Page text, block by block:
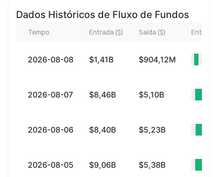
Dados Históricos de Fluxo de Fundos
Tempo Entrada ($) Saída ($) Entrada
2026-08-08 $1,41B $904,12M
2026-08-07 $8,46B $5,10B
2026-08-06 $8,40B $5,23B
2026-08-05 $9,06B $5,38B